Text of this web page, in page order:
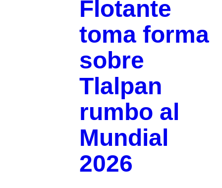
Flotante
toma forma
sobre
Tlalpan
rumbo al
Mundial
2026